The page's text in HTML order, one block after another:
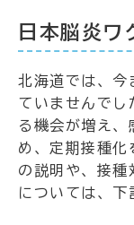
日本脳炎ワ
北海道では、今
ていませんでし
る機会が増え、
め、定期接種化
の説明や、接種
については、下